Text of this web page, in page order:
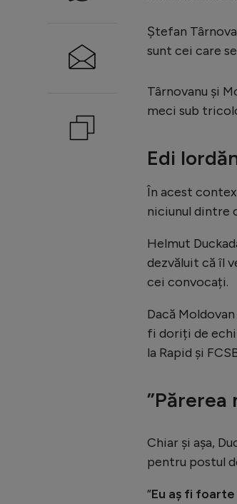
Ștefan
sunt cei care
Târnovanu și
meci sub
Edi
În acest
niciunul dintre
Helmut
dezvăluit că îl
cei convocați.
Dacă
fi doriți de
la Rapid și
”Părerea
Chiar și așa,
pentru postul
”Eu aș fi